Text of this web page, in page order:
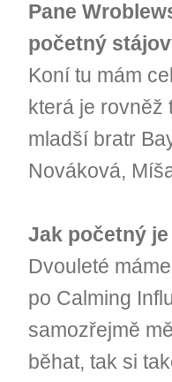
Pane
početný
Koní tu mám
která je rovněž
mladší bratr
Nováková,
Jak početný
Dvouleté
po Calming
samozřejmě
běhat, tak si